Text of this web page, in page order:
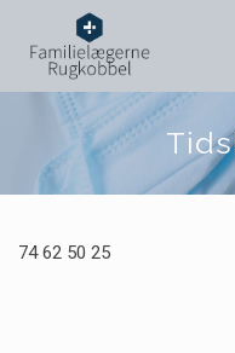
74 62 50 25